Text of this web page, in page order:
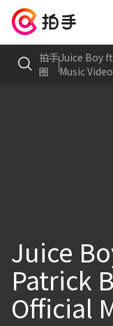
拍手
圈
Juice Boy
Music Video
Juice
Patrick
Official